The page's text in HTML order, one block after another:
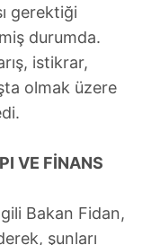
amaçlarıyla
alan panel
ilişkin detaylı bilgi
Kanunu uyarınca
ve sitemizde
ilgili bilgi
gerektiği
durumda.
istikrar,
olmak üzere
VE FİNANS
Bakan Fidan,
şunları